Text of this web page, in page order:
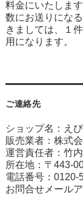
料金にいたしま
数にお送りにな
きましては、１
用になります。
ご連絡先
ショップ名：え
販売業者：株式
運営責任者：竹
所在地：〒443-
電話番号：0120-
お問合せメール